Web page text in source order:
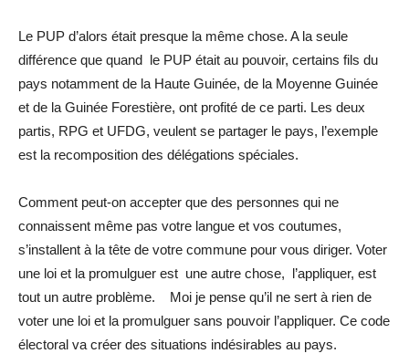
Le PUP d’alors était presque la même chose. A la seule
différence que quand le PUP était au pouvoir, certains fils du
pays notamment de la Haute Guinée, de la Moyenne Guinée
et de la Guinée Forestière, ont profité de ce parti. Les deux
partis, RPG et UFDG, veulent se partager le pays, l’exemple
est la recomposition des délégations spéciales.
Comment peut-on accepter que des personnes qui ne
connaissent même pas votre langue et vos coutumes,
s’installent à la tête de votre commune pour vous diriger. Voter
une loi et la promulguer est une autre chose, l’appliquer, est
tout un autre problème. Moi je pense qu’il ne sert à rien de
voter une loi et la promulguer sans pouvoir l’appliquer. Ce code
électoral va créer des situations indésirables au pays.